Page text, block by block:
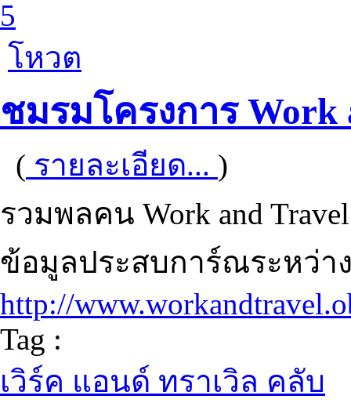
5
โหวต
ชมรมโครงการ Work
( รายละเอียด... )
รวมพลคน Work and
ข้อมูลประสบการ์ณระหว่า
http://
Tag :
เวิร์ค แอนด์ ทราเวิล คลับ